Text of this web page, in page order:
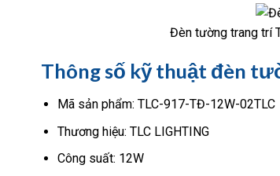
Đèn tường trang trí
Thông số kỹ thuật đèn
Mã sản phẩm: TLC-917-TĐ-12W-02TLC
Thương hiệu: TLC LIGHTING
Công suất: 12W